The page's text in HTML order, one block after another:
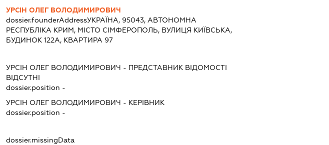
УРСІН ОЛЕГ ВОЛОДИМИРОВИЧ
dossier.founderAddressУКРАЇНА, 95043, АВТОНОМНА
РЕСПУБЛІКА КРИМ, МІСТО СІМФЕРОПОЛЬ, ВУЛИЦЯ КИЇВСЬКА,
БУДИНОК 122А, КВАРТИРА 97
УРСІН ОЛЕГ ВОЛОДИМИРОВИЧ - ПРЕДСТАВНИКВІДОМОСТІ
ВІДСУТНІ
dossier.position -
УРСІН ОЛЕГ ВОЛОДИМИРОВИЧ - КЕРІВНИК
dossier.position -
dossier.missingData